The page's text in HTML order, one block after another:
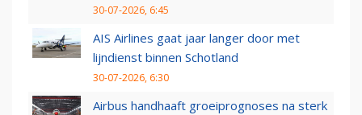
30-07-2026, 6:45
AIS Airlines gaat jaar langer door met
lijndienst binnen Schotland
30-07-2026, 6:30
Airbus handhaaft groeiprognoses na sterk